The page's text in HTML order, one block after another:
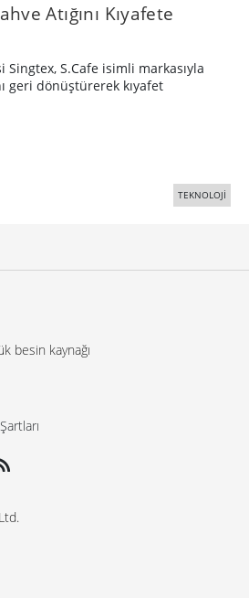
Atığını Kıyafete
Singtex, S.Cafe isimli markasıyla
geri dönüştürerek kıyafet
TEKNOLOJİ
besin kaynağı